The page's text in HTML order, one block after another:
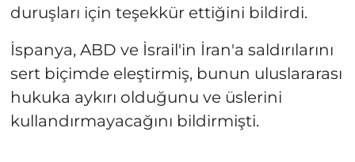
duruşları için teşekkür ettiğini bildirdi.
İspanya, ABD ve İsrail'in İran'a saldırılarını
sert biçimde eleştirmiş, bunun uluslararası
hukuka aykırı olduğunu ve üslerini
kullandırmayacağını bildirmişti.